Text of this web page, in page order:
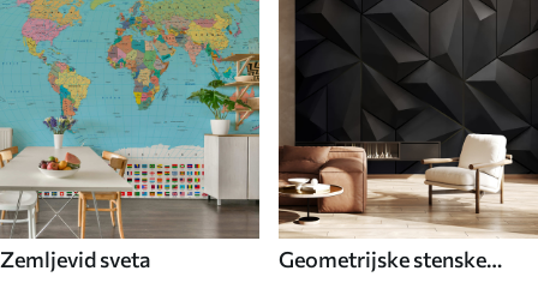
Zemljevid sveta
Geometrijske stenske